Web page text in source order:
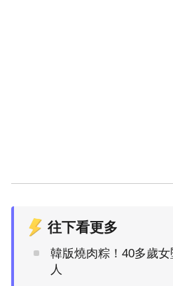
往下看更多
韓版燒肉粽！40多歲
人